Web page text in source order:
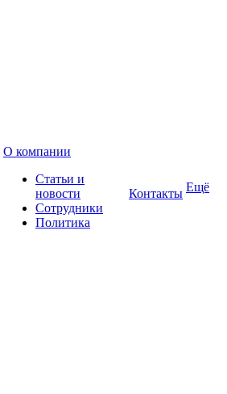
О компании
Статьи и
новости
Сотрудники
Политика
Контакты Ещё